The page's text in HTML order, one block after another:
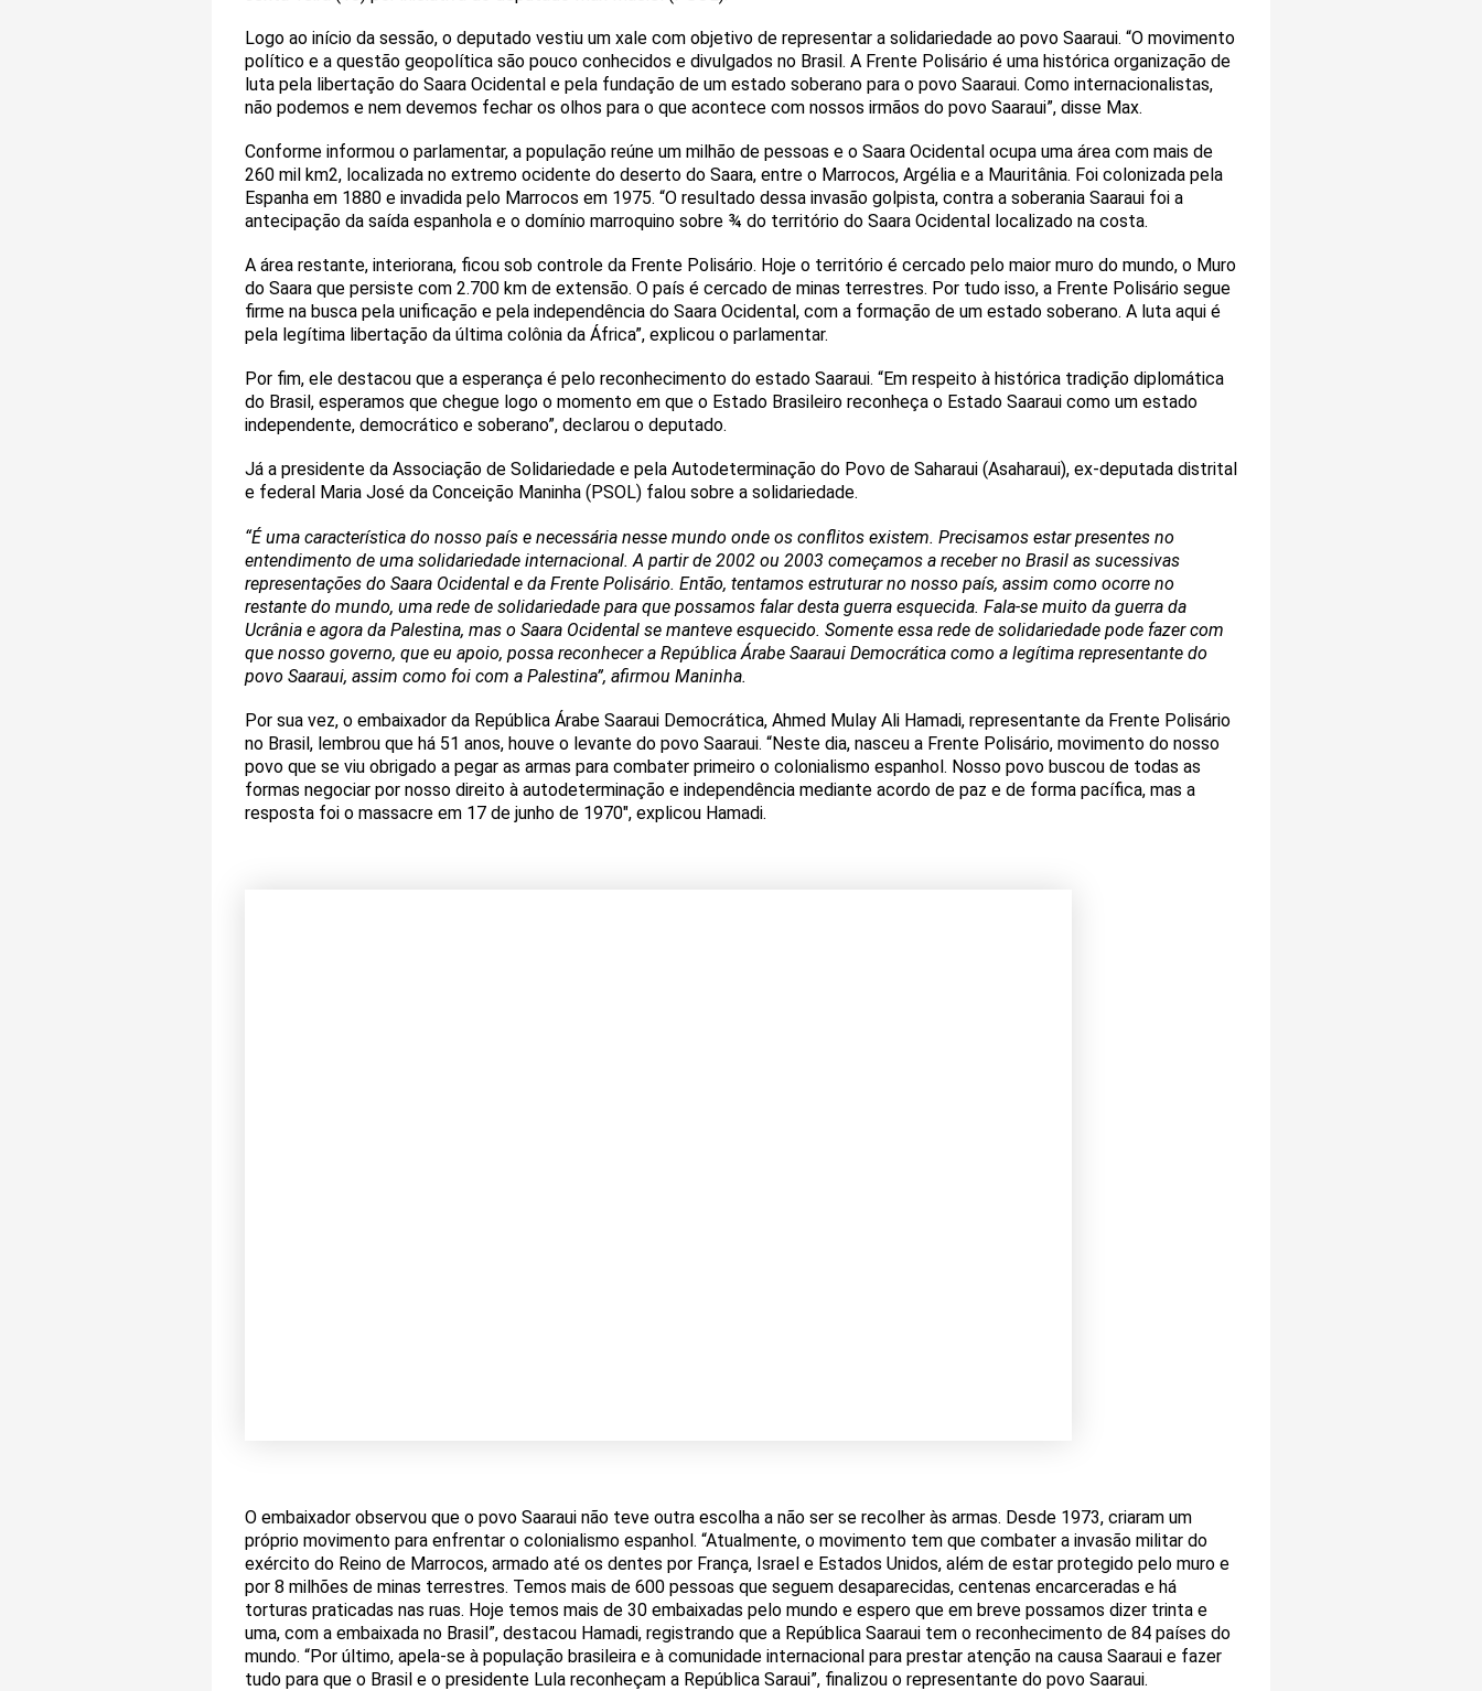
Logo ao início da sessão, o deputado vestiu um xale com objetivo de representar a solidariedade ao povo Saaraui. “O movimento
político e a questão geopolítica são pouco conhecidos e divulgados no Brasil. A Frente Polisário é uma histórica organização de
luta pela libertação do Saara Ocidental e pela fundação de um estado soberano para o povo Saaraui. Como internacionalistas,
não podemos e nem devemos fechar os olhos para o que acontece com nossos irmãos do povo Saaraui”, disse Max.
Conforme informou o parlamentar, a população reúne um milhão de pessoas e o Saara Ocidental ocupa uma área com mais de
260 mil km2, localizada no extremo ocidente do deserto do Saara, entre o Marrocos, Argélia e a Mauritânia. Foi colonizada pela
Espanha em 1880 e invadida pelo Marrocos em 1975. “O resultado dessa invasão golpista, contra a soberania Saaraui foi a
antecipação da saída espanhola e o domínio marroquino sobre ¾ do território do Saara Ocidental localizado na costa.
A área restante, interiorana, ficou sob controle da Frente Polisário. Hoje o território é cercado pelo maior muro do mundo, o Muro
do Saara que persiste com 2.700 km de extensão. O país é cercado de minas terrestres. Por tudo isso, a Frente Polisário segue
firme na busca pela unificação e pela independência do Saara Ocidental, com a formação de um estado soberano. A luta aqui é
pela legítima libertação da última colônia da África”, explicou o parlamentar.
Por fim, ele destacou que a esperança é pelo reconhecimento do estado Saaraui. “Em respeito à histórica tradição diplomática
do Brasil, esperamos que chegue logo o momento em que o Estado Brasileiro reconheça o Estado Saaraui como um estado
independente, democrático e soberano”, declarou o deputado.
Já a presidente da Associação de Solidariedade e pela Autodeterminação do Povo de Saharaui (Asaharaui), ex-deputada distrital
e federal Maria José da Conceição Maninha (PSOL) falou sobre a solidariedade.
“É uma característica do nosso país e necessária nesse mundo onde os conflitos existem. Precisamos estar presentes no
entendimento de uma solidariedade internacional. A partir de 2002 ou 2003 começamos a receber no Brasil as sucessivas
representações do Saara Ocidental e da Frente Polisário. Então, tentamos estruturar no nosso país, assim como ocorre no
restante do mundo, uma rede de solidariedade para que possamos falar desta guerra esquecida. Fala-se muito da guerra da
Ucrânia e agora da Palestina, mas o Saara Ocidental se manteve esquecido. Somente essa rede de solidariedade pode fazer com
que nosso governo, que eu apoio, possa reconhecer a República Árabe Saaraui Democrática como a legítima representante do
povo Saaraui, assim como foi com a Palestina”, afirmou Maninha.
Por sua vez, o embaixador da República Árabe Saaraui Democrática, Ahmed Mulay Ali Hamadi, representante da Frente Polisário
no Brasil, lembrou que há 51 anos, houve o levante do povo Saaraui. “Neste dia, nasceu a Frente Polisário, movimento do nosso
povo que se viu obrigado a pegar as armas para combater primeiro o colonialismo espanhol. Nosso povo buscou de todas as
formas negociar por nosso direito à autodeterminação e independência mediante acordo de paz e de forma pacífica, mas a
resposta foi o massacre em 17 de junho de 1970″, explicou Hamadi.
O embaixador observou que o povo Saaraui não teve outra escolha a não ser se recolher às armas. Desde 1973, criaram um
próprio movimento para enfrentar o colonialismo espanhol. “Atualmente, o movimento tem que combater a invasão militar do
exército do Reino de Marrocos, armado até os dentes por França, Israel e Estados Unidos, além de estar protegido pelo muro e
por 8 milhões de minas terrestres. Temos mais de 600 pessoas que seguem desaparecidas, centenas encarceradas e há
torturas praticadas nas ruas. Hoje temos mais de 30 embaixadas pelo mundo e espero que em breve possamos dizer trinta e
uma, com a embaixada no Brasil”, destacou Hamadi, registrando que a República Saaraui tem o reconhecimento de 84 países do
mundo. “Por último, apela-se à população brasileira e à comunidade internacional para prestar atenção na causa Saaraui e fazer
tudo para que o Brasil e o presidente Lula reconheçam a República Saraui”, finalizou o representante do povo Saaraui.